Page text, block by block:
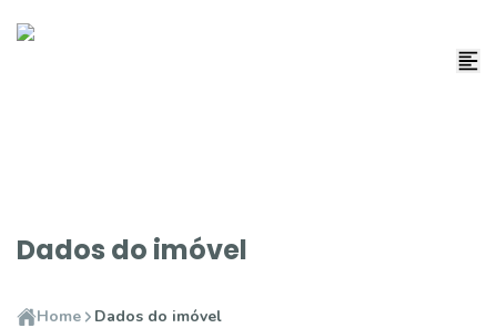
Dados do imóvel
Home Dados do imóvel